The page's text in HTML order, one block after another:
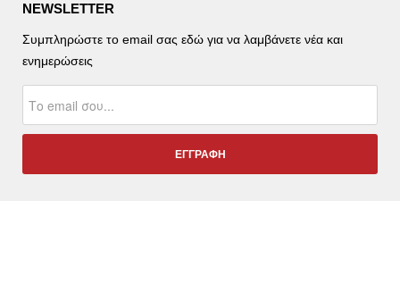
NEWSLETTER
Συμπληρώστε το email σας εδώ για να λαμβάνετε νέα και
ενημερώσεις